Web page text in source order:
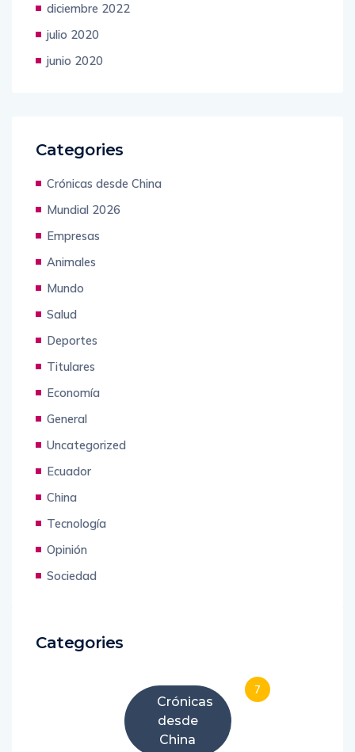
diciembre 2022
julio 2020
junio 2020
Categories
Crónicas desde China
Mundial 2026
Empresas
Animales
Mundo
Salud
Deportes
Titulares
Economía
General
Uncategorized
Ecuador
China
Tecnología
Opinión
Sociedad
Categories
Crónicas
desde
China
7